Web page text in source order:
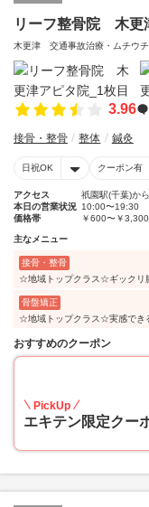
リーフ整骨院 木更
木更津 交通事故治療・ムチウチ
3.96
接骨・整骨 整体 鍼灸
日祝OK クーポン有
アクセス
祇園駅(千葉)か
本日の営業状況 10:00〜19:30
価格帯
￥600〜￥3,300
主なメニュー
接骨・整骨
☆地域トップクラス☆ギックリ
骨盤矯正
☆地域トップクラス☆実感でき
おすすめのクーポン
PickUp
エキテン限定クー